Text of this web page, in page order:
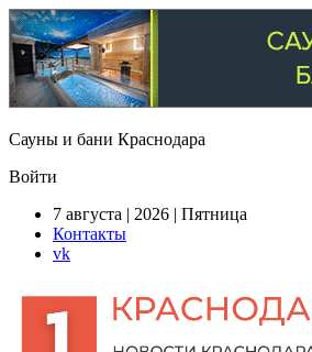
Сауны и бани Краснодара
Войти
7 августа | 2026 | Пятница
Контакты
vk